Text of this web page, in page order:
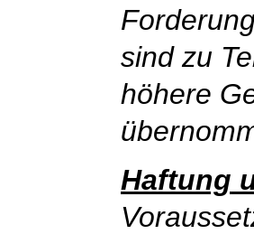
sind zu
höhere
Haftung